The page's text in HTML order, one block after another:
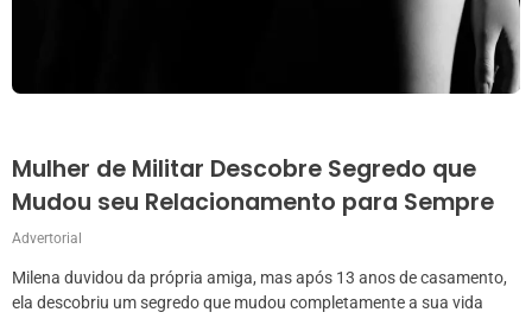
Mulher de Militar Descobre Segredo que
Mudou seu Relacionamento para Sempre
Advertorial
Milena duvidou da própria amiga, mas após 13 anos de casamento,
ela descobriu um segredo que mudou completamente a sua vida